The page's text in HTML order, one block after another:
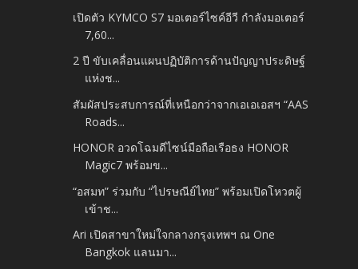
เปิดตัว KYMCO S7 มอเตอร์ไซค์อีวี กำลังมอเตอร์
7,60...
2 ปี ขับเคลื่อนแผนปฏิบัติการด้านปัญญาประดิษฐ์
แห่งช...
สัมผัสประสบการณ์ที่เหนือกว่าจากเอเอเอสฯ “AAS
Roads...
HONOR อวดโฉมดีไซน์มือถือเรือธง HONOR
Magic7 พร้อมข...
“อสมท” ร่วมกับ “ไปรษณีย์ไทย” พร้อมเปิดโหวตผู้
เข้าช...
Ari เปิดสาขาใหม่ใจกลางกรุงเทพฯ ณ One
Bangkok แลนมา...